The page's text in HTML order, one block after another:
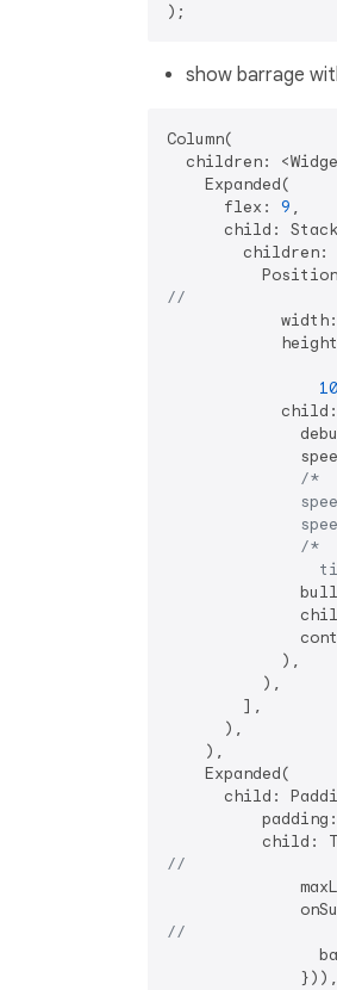
show barrage
Column(
children:
    Expanded(
      flex:
9 ,
child:
children:
//
/*
/*
            ),
          ),
        ],
      ),
    ),
    Expanded(
child:
          padding:
//
//
              })),